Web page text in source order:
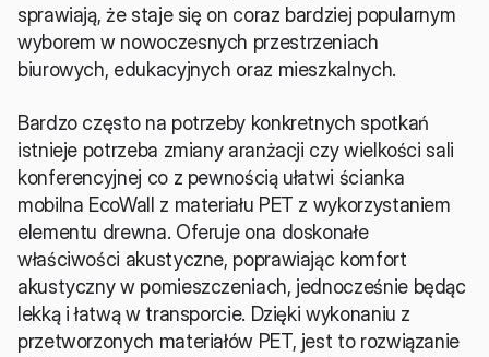
sprawiają, że staje się on coraz bardziej popularnym
wyborem w nowoczesnych przestrzeniach
biurowych, edukacyjnych oraz mieszkalnych.
Bardzo często na potrzeby konkretnych spotkań
istnieje potrzeba zmiany aranżacji czy wielkości sali
konferencyjnej co z pewnością ułatwi ścianka
mobilna EcoWall z materiału PET z wykorzystaniem
elementu drewna. Oferuje ona doskonałe
właściwości akustyczne, poprawiając komfort
akustyczny w pomieszczeniach, jednocześnie będąc
lekką i łatwą w transporcie. Dzięki wykonaniu z
przetworzonych materiałów PET, jest to rozwiązanie